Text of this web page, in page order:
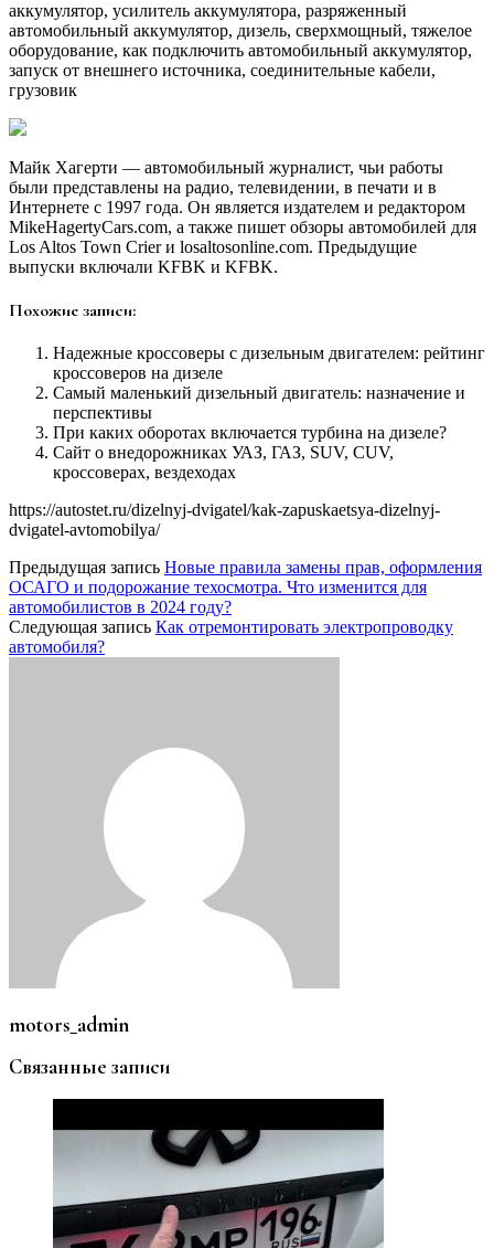
аккумулятор, усилитель аккумулятора, разряженный
автомобильный аккумулятор, дизель, сверхмощный, тяжелое
оборудование, как подключить автомобильный аккумулятор,
запуск от внешнего источника, соединительные кабели,
грузовик
Майк Хагерти — автомобильный журналист, чьи работы
были представлены на радио, телевидении, в печати и в
Интернете с 1997 года. Он является издателем и редактором
MikeHagertyCars.com, а также пишет обзоры автомобилей для
Los Altos Town Crier и losaltosonline.com. Предыдущие
выпуски включали KFBK и KFBK.
Похожие записи:
Надежные кроссоверы с дизельным двигателем: рейтинг
кроссоверов на дизеле
Самый маленький дизельный двигатель: назначение и
перспективы
При каких оборотах включается турбина на дизеле?
Сайт о внедорожниках УАЗ, ГАЗ, SUV, CUV,
кроссоверах, вездеходах
https://autostet.ru/dizelnyj-dvigatel/kak-zapuskaetsya-dizelnyj-
dvigatel-avtomobilya/
Предыдущая запись Новые правила замены прав, оформления
ОСАГО и подорожание техосмотра. Что изменится для
автомобилистов в 2024 году?
Следующая запись Как отремонтировать электропроводку
автомобиля?
motors_admin
Связанные записи